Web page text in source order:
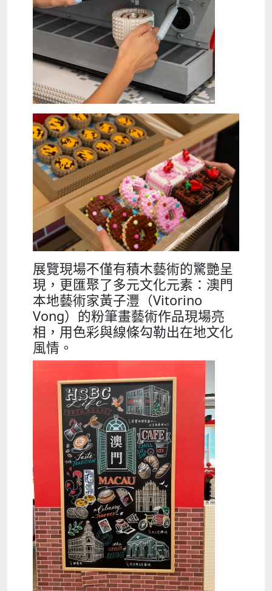
展覽現場不僅有積木藝術的驚艷呈
現，更匯聚了多元文化元素：澳門
本地藝術家黃子灃（Vitorino
Vong）的粉筆畫藝術作品現場亮
相，用色彩與線條勾勒出在地文化
風情。